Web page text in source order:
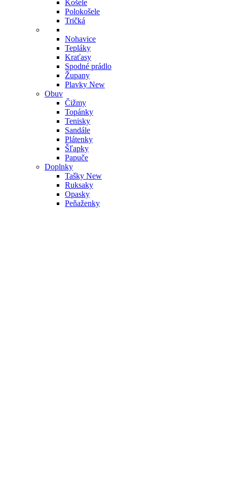
Košele
Polokošele
Tričká
Nohavice
Tepláky
Kraťasy
Spodné prádlo
Župany
Plavky New
Obuv
Čižmy
Topánky
Tenisky
Sandále
Plátenky
Šľapky
Papuče
Doplnky
Tašky New
Ruksaky
Opasky
Peňaženky